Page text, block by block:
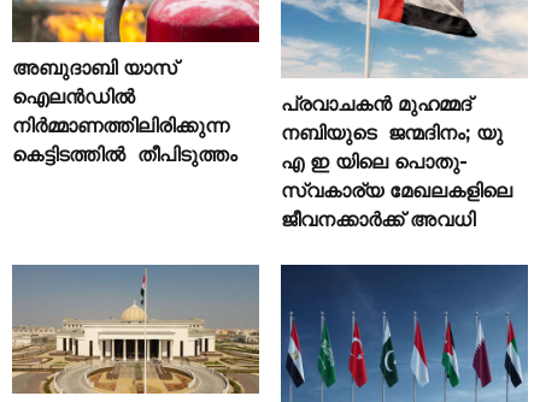
അബുദാബി യാസ്
ഐലൻഡിൽ
നിർമ്മാണത്തിലിരിക്കുന്ന
കെട്ടിടത്തിൽ തീപിടുത്തം
പ്രവാചകൻ മുഹമ്മദ്
നബിയുടെ ജന്മദിനം; യു
എ ഇ യിലെ പൊതു-
സ്വകാര്യ മേഖലകളിലെ
ജീവനക്കാർക്ക് അവധി